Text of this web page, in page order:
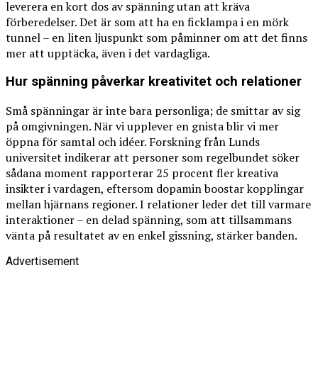
leverera en kort dos av spänning utan att kräva
förberedelser. Det är som att ha en ficklampa i en mörk
tunnel – en liten ljuspunkt som påminner om att det finns
mer att upptäcka, även i det vardagliga.
Hur spänning påverkar kreativitet och relationer
Små spänningar är inte bara personliga; de smittar av sig
på omgivningen. När vi upplever en gnista blir vi mer
öppna för samtal och idéer. Forskning från Lunds
universitet indikerar att personer som regelbundet söker
sådana moment rapporterar 25 procent fler kreativa
insikter i vardagen, eftersom dopamin boostar kopplingar
mellan hjärnans regioner. I relationer leder det till varmare
interaktioner – en delad spänning, som att tillsammans
vänta på resultatet av en enkel gissning, stärker banden.
Advertisement